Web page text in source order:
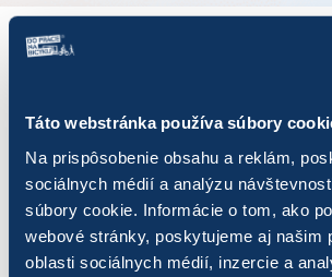
Táto webstránka používa súbory
Na prispôsobenie obsahu a reklám,
sociálnych médií a analýzu
súbory cookie. Informácie o tom, ako
webové stránky, poskytujeme aj našim
oblasti sociálnych médií, inzercie a
VÝSLEDKY PRE
výsledkov
Názov Počet jázd